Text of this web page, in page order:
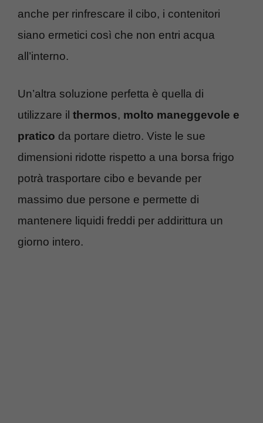
anche per rinfrescare il cibo, i contenitori
siano ermetici così che non entri acqua
all’interno.
Un’altra soluzione perfetta è quella di
utilizzare il thermos, molto maneggevole e
pratico da portare dietro. Viste le sue
dimensioni ridotte rispetto a una borsa frigo
potrà trasportare cibo e bevande per
massimo due persone e permette di
mantenere liquidi freddi per addirittura un
giorno intero.